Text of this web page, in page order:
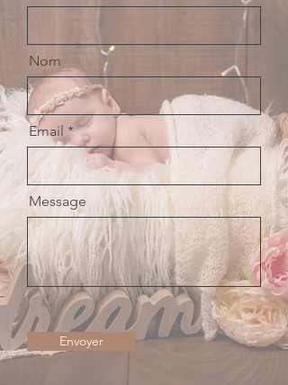
Nom
Email
Message
Envoyer